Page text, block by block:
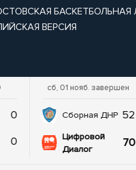
БАСКЕТБОЛЬНАЯ
ВЕРСИЯ
0
0
сб, 01 нояб. завершен
Сборная ДНР 52
Цифровой
Диалог
70